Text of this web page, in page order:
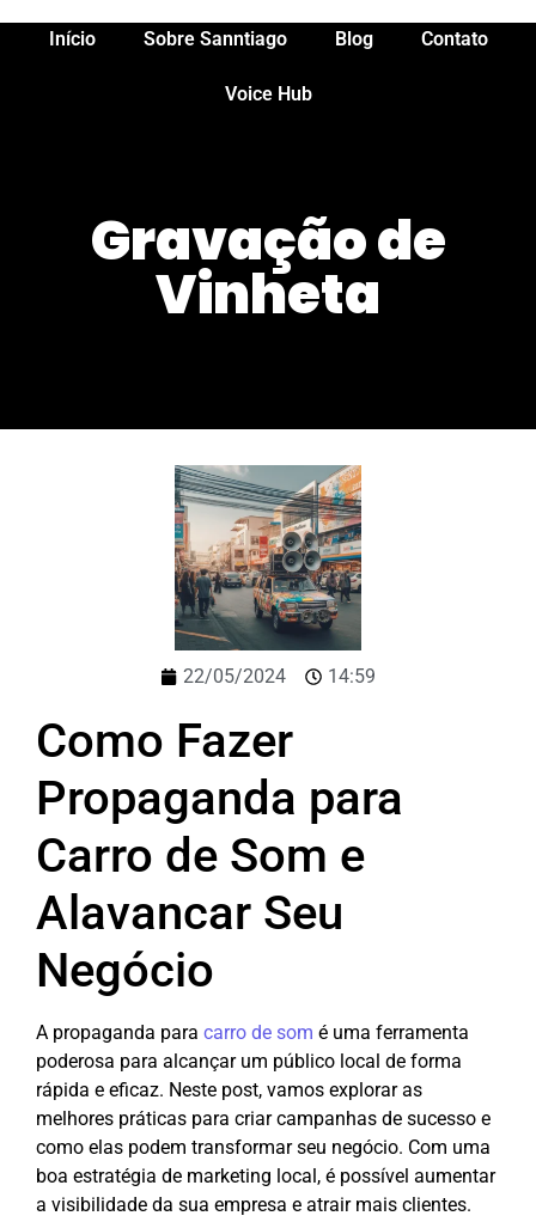
Início Sobre Sanntiago Blog Contato
Voice Hub
Gravação de
Vinheta
22/05/2024 14:59
Como Fazer
Propaganda para
Carro de Som e
Alavancar Seu
Negócio
A propaganda para carro de som é uma ferramenta
poderosa para alcançar um público local de forma
rápida e eficaz. Neste post, vamos explorar as
melhores práticas para criar campanhas de sucesso e
como elas podem transformar seu negócio. Com uma
boa estratégia de marketing local, é possível aumentar
a visibilidade da sua empresa e atrair mais clientes.